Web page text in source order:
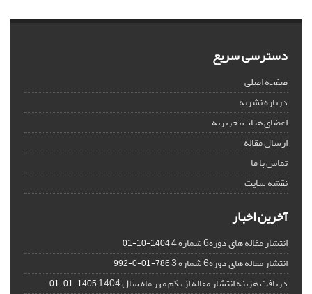
دسترسی سریع
صفحه اصلی
درباره نشریه
اعضای هیات تحریریه
ارسال مقاله
تماس با ما
نقشه سایت
آخرین اخبار
انتشار مقاله های دوره6 شماره 4 1404-10-01
انتشار مقاله های دوره6 شماره 3 786-01-0-992
دریافت هزینه انتشار مقاله از یکم مهر ماه سال 1404 1405-01-01